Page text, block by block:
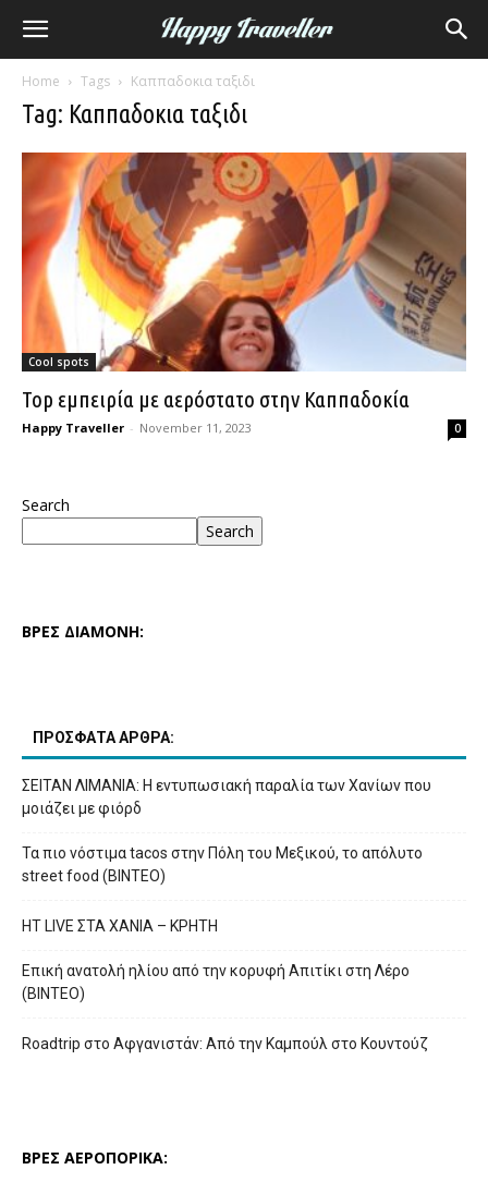
Home Tags Καππαδοκια ταξιδι
Tag: Καππαδοκια ταξιδι
Cool spots
Top εμπειρία με αερόστατο στην Καππαδοκία
Happy Traveller - November 11, 2023 0
Search
Search
ΒΡΕΣ ΔΙΑΜΟΝΗ:
ΠΡΟΣΦΑΤΑ ΑΡΘΡΑ:
ΣΕΙΤΑΝ ΛΙΜΑΝΙΑ: Η εντυπωσιακή παραλία των Χανίων που
μοιάζει με φιόρδ
Τα πιο νόστιμα tacos στην Πόλη του Μεξικού, το απόλυτο
street food (ΒΙΝΤΕΟ)
HT LIVE ΣΤΑ ΧΑΝΙΑ – ΚΡΗΤΗ
Επική ανατολή ηλίου από την κορυφή Απιτίκι στη Λέρο
(ΒΙΝΤΕΟ)
Roadtrip στο Αφγανιστάν: Από την Καμπούλ στο Κουντούζ
ΒΡΕΣ ΑΕΡΟΠΟΡΙΚΑ: